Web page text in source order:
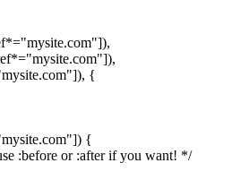
{
{
:before or :after if you want! */